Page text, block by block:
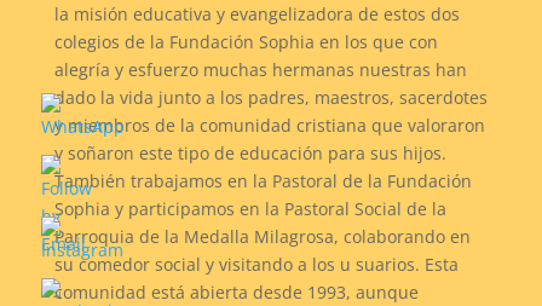
la misión educativa y evangelizadora de estos dos
colegios de la Fundación Sophia en los que con
alegría y esfuerzo muchas hermanas nuestras han
dado la vida junto a los padres, maestros, sacerdotes
y miembros de la comunidad cristiana que valoraron
y soñaron este tipo de educación para sus hijos.
También trabajamos en la Pastoral de la Fundación
Sophia y participamos en la Pastoral Social de la
Parroquia de la Medalla Milagrosa, colaborando en
su comedor social y visitando a los u suarios. Esta
comunidad está abierta desde 1993, aunque